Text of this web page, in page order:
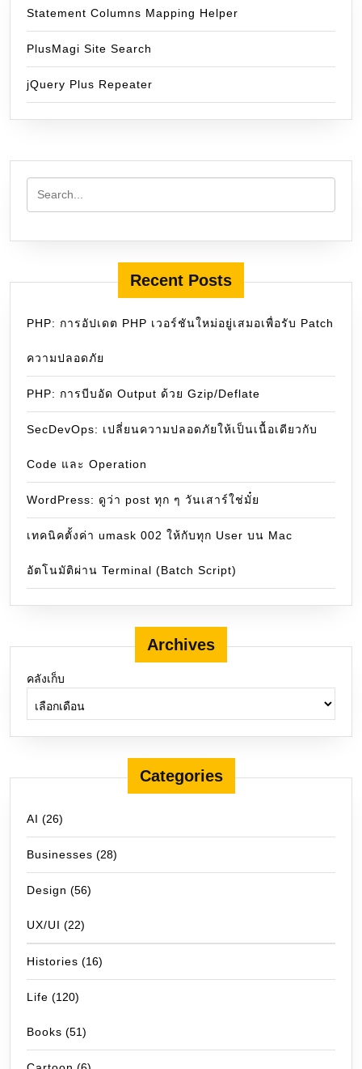
Statement Columns Mapping Helper
PlusMagi Site Search
jQuery Plus Repeater
Recent Posts
PHP: การอัปเดต PHP เวอร์ชันใหม่อยู่เสมอเพื่อรับ Patch
ความปลอดภัย
PHP: การบีบอัด Output ด้วย Gzip/Deflate
SecDevOps: เปลี่ยนความปลอดภัยให้เป็นเนื้อเดียวกับ
Code และ Operation
WordPress: ดูว่า post ทุก ๆ วันเสาร์ใช่มั๋ย
เทคนิคตั้งค่า umask 002 ให้กับทุก User บน Mac
อัตโนมัติผ่าน Terminal (Batch Script)
Archives
คลังเก็บ
Categories
AI (26)
Businesses (28)
Design (56)
UX/UI (22)
Histories (16)
Life (120)
Books (51)